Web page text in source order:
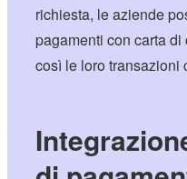
richiesta, le aziende
pagamenti con carta
così le loro transazioni